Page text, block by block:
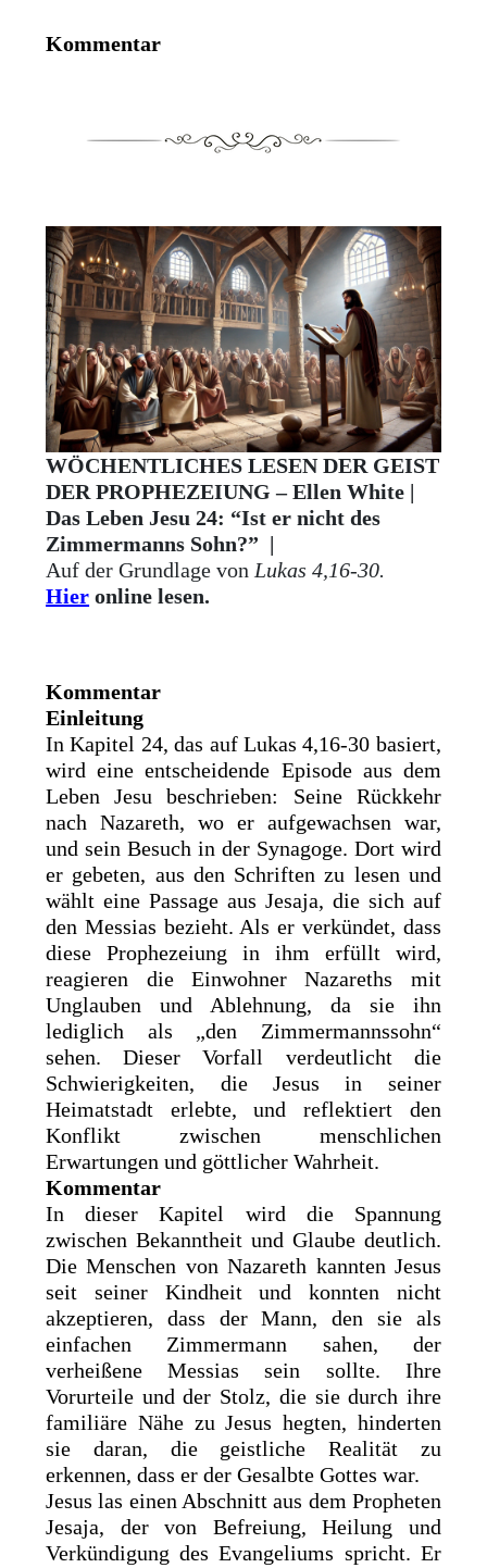
Kommentar
WÖCHENTLICHES LESEN DER GEIST
DER PROPHEZEIUNG – Ellen White |
Das Leben Jesu 24: “Ist er nicht des
Zimmermanns Sohn?” |
Auf der Grundlage von Lukas 4,16-30.
Hier online lesen.
Kommentar
Einleitung
In Kapitel 24, das auf Lukas 4,16-30 basiert,
wird eine entscheidende Episode aus dem
Leben Jesu beschrieben: Seine Rückkehr
nach Nazareth, wo er aufgewachsen war,
und sein Besuch in der Synagoge. Dort wird
er gebeten, aus den Schriften zu lesen und
wählt eine Passage aus Jesaja, die sich auf
den Messias bezieht. Als er verkündet, dass
diese Prophezeiung in ihm erfüllt wird,
reagieren die Einwohner Nazareths mit
Unglauben und Ablehnung, da sie ihn
lediglich als „den Zimmermannssohn“
sehen. Dieser Vorfall verdeutlicht die
Schwierigkeiten, die Jesus in seiner
Heimatstadt erlebte, und reflektiert den
Konflikt zwischen menschlichen
Erwartungen und göttlicher Wahrheit.
Kommentar
In dieser Kapitel wird die Spannung
zwischen Bekanntheit und Glaube deutlich.
Die Menschen von Nazareth kannten Jesus
seit seiner Kindheit und konnten nicht
akzeptieren, dass der Mann, den sie als
einfachen Zimmermann sahen, der
verheißene Messias sein sollte. Ihre
Vorurteile und der Stolz, die sie durch ihre
familiäre Nähe zu Jesus hegten, hinderten
sie daran, die geistliche Realität zu
erkennen, dass er der Gesalbte Gottes war.
Jesus las einen Abschnitt aus dem Propheten
Jesaja, der von Befreiung, Heilung und
Verkündigung des Evangeliums spricht. Er